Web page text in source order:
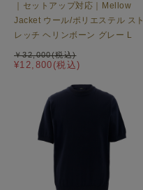
｜セットアップ対応｜Mellow
Jacket ウール/ポリエステル スト
レッチ ヘリンボーン グレー L
¥12,800(税込)
￥32,000(税込)